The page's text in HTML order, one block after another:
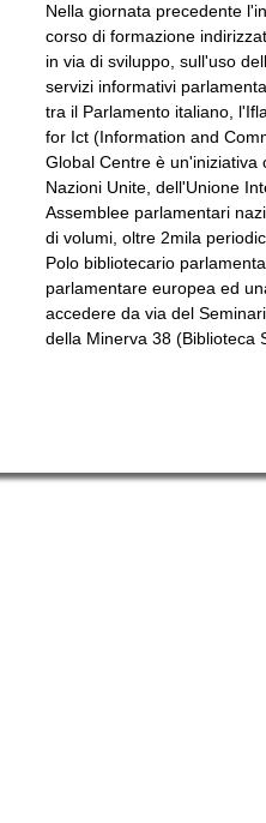
Nella giornata precedente
corso di formazione
in via di sviluppo, sull'uso
servizi informativi
tra il Parlamento italiano,
for Ict (Information and
Global Centre è un'iniziativa
Nazioni Unite, dell'Unione
Assemblee parlamentari
di volumi, oltre 2mila
Polo bibliotecario
parlamentare europea ed
accedere da via del
della Minerva 38 (Biblioteca